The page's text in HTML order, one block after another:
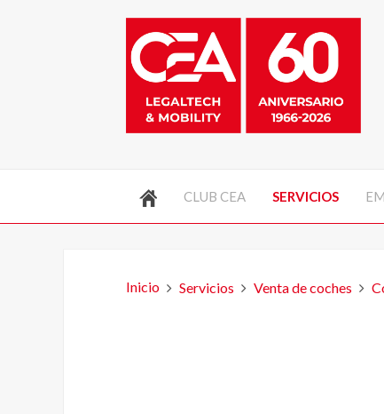
CLUB CEA SERVICIOS
Inicio Servicios Venta de coches